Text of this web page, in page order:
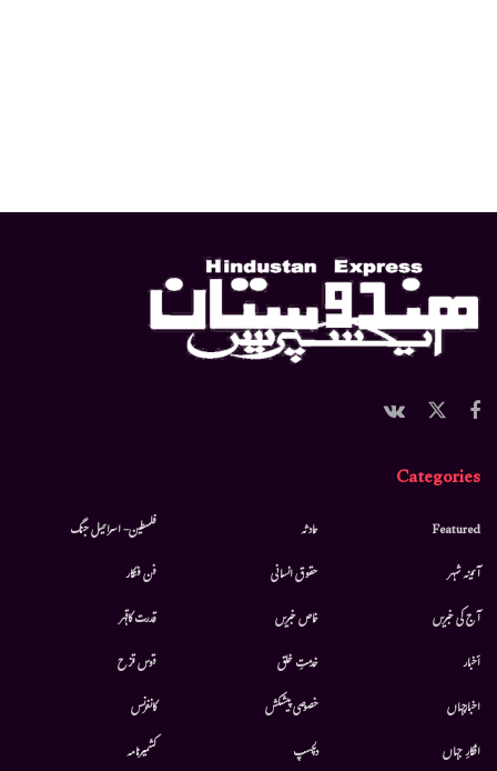
Categories
Featured
آئینہ شہر
آج کی خبریں
أخبار
اخبارجہاں
افکارِ جہاں
حادثہ
حقوق انسانی
خاص خبریں
خدمتِ خلق
خصوصی پیشکش
دلچسپ
فلسطین- اسرائیل جنگ
فن فنکار
قدرت کاقہر
قوس قزح
کانفرنس
کشمیرنامہ